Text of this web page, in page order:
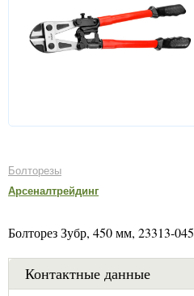
Болторезы
Арсеналтрейдинг
Болторез Зубр, 450 мм, 23313-045
Контактные данные